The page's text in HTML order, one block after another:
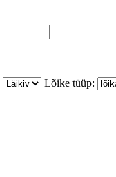
Lõike tüüp: